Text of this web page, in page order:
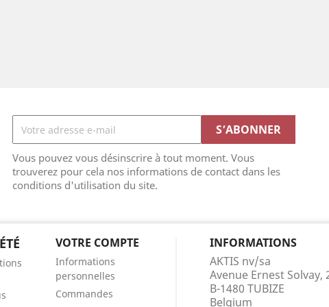
Vous pouvez vous désinscrire à tout moment. Vous
trouverez pour cela nos informations de contact dans les
conditions d'utilisation du site.
VOTRE COMPTE
Informations
personnelles
Commandes
INFORMATIONS
AKTIS nv/sa
Avenue Ernest Solvay,
B-1480 TUBIZE
Belgium